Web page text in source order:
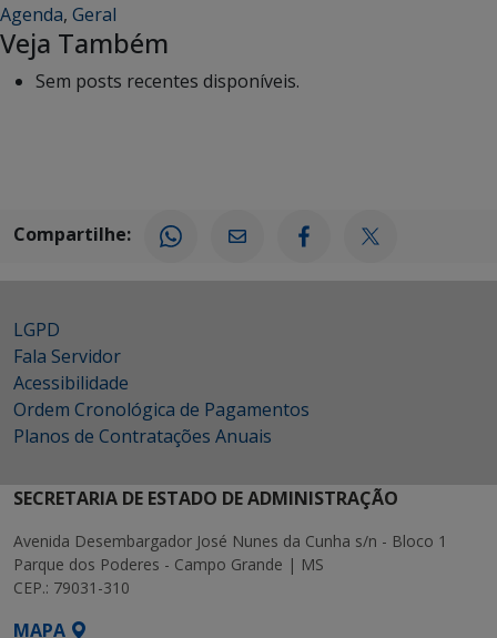
Agenda, Geral
Veja Também
Sem posts recentes disponíveis.
Compartilhe:
LGPD
Fala Servidor
Acessibilidade
Ordem Cronológica de Pagamentos
Planos de Contratações Anuais
SECRETARIA DE ESTADO DE ADMINISTRAÇÃO
Avenida Desembargador José Nunes da Cunha s/n - Bloco 1
Parque dos Poderes - Campo Grande | MS
CEP.: 79031-310
MAPA